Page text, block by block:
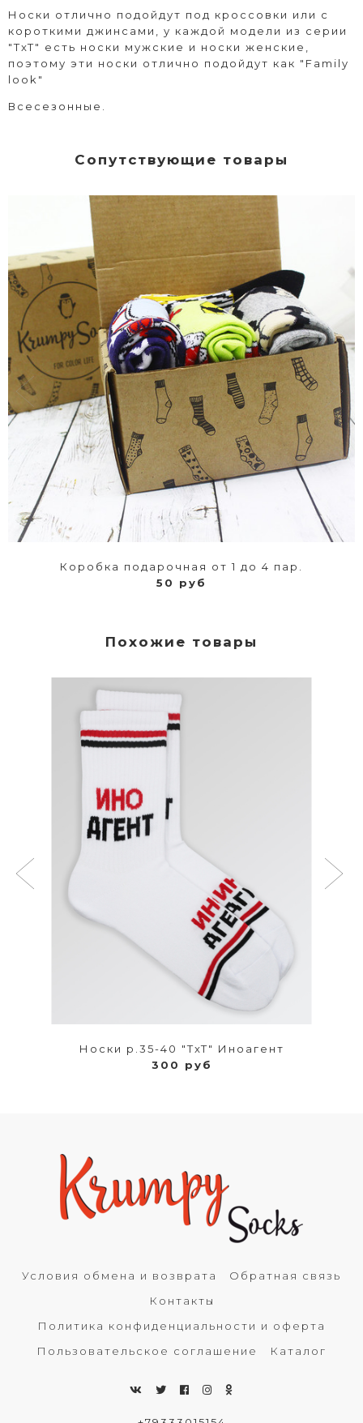
Носки отлично подойдут под кроссовки или с
короткими джинсами, у каждой модели из серии
"TxT" есть носки мужские и носки женские,
поэтому эти носки отлично подойдут как "Family
look"
Всесезонные.
Сопутствующие товары
Коробка подарочная от 1 до 4 пар.
50 руб
Похожие товары
Носки р.35-40 "TxT" Иноагент
300 руб
Условия обмена и возврата
Обратная связь
Контакты
Политика конфиденциальности и оферта
Пользовательское соглашение
Каталог